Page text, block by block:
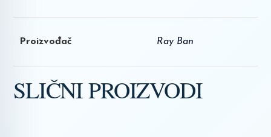
Proizvođač Ray Ban
SLIČNI PROIZVODI